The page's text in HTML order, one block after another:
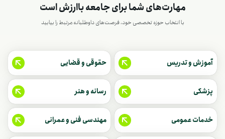
مهارت‌های شما برای جامعه باارزش است
با انتخاب حوزه تخصصی خود، فرصت‌های داوطلبانه مرتبط را بیابید
آموزش و تدریس حقوقی و قضایی
پزشکی رسانه و هنر
خدمات عمومی مهندسی فنی و عمرانی